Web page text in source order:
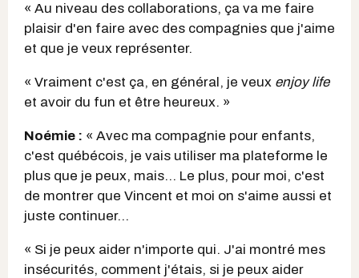
« Au niveau des collaborations, ça va me faire
plaisir d'en faire avec des compagnies que j'aime
et que je veux représenter.
« Vraiment c'est ça, en général, je veux enjoy life
et avoir du fun et être heureux. »
Noémie : « Avec ma compagnie pour enfants,
c'est québécois, je vais utiliser ma plateforme le
plus que je peux, mais... Le plus, pour moi, c'est
de montrer que Vincent et moi on s'aime aussi et
juste continuer...
« Si je peux aider n'importe qui. J'ai montré mes
insécurités, comment j'étais, si je peux aider